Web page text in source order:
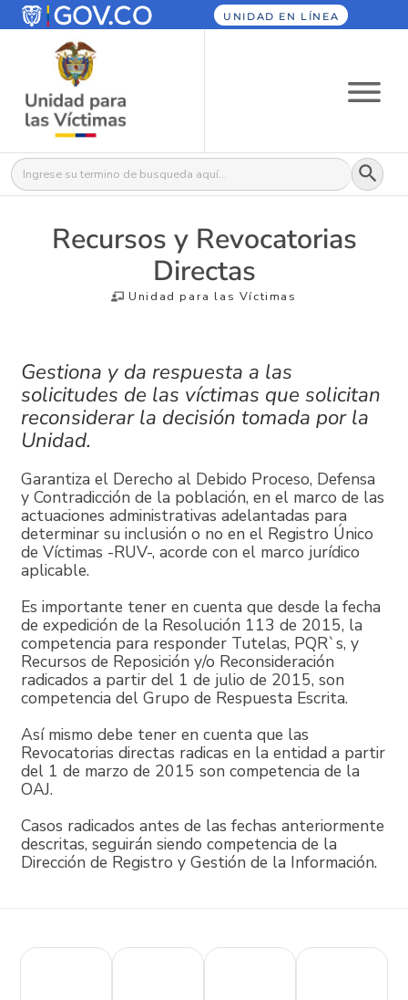
UNIDAD EN LÍNEA
Buscar: Botón
Recursos y Revocatorias
Directas
Unidad para las Víctimas
Gestiona y da respuesta a las
solicitudes de las víctimas que solicitan
reconsiderar la decisión tomada por la
Unidad.
Garantiza el Derecho al Debido Proceso, Defensa
y Contradicción de la población, en el marco de las
actuaciones administrativas adelantadas para
determinar su inclusión o no en el Registro Único
de Víctimas -RUV-, acorde con el marco jurídico
aplicable.
Es importante tener en cuenta que desde la fecha
de expedición de la Resolución 113 de 2015, la
competencia para responder Tutelas, PQR`s, y
Recursos de Reposición y/o Reconsideración
radicados a partir del 1 de julio de 2015, son
competencia del Grupo de Respuesta Escrita.
Así mismo debe tener en cuenta que las
Revocatorias directas radicas en la entidad a partir
del 1 de marzo de 2015 son competencia de la
OAJ.
Casos radicados antes de las fechas anteriormente
descritas, seguirán siendo competencia de la
Dirección de Registro y Gestión de la Información.